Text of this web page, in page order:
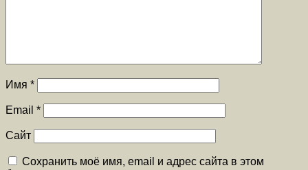
Имя *
Email *
Сайт
Сохранить моё имя, email и адрес сайта в этом